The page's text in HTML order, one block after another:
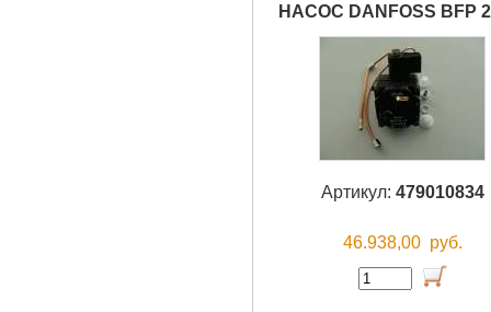
НАСОС DANFOSS BFP
Артикул: 479010834
46.938,00 руб.